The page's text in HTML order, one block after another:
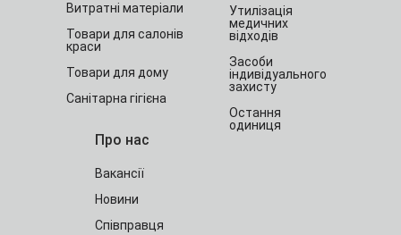
Витратні матеріали
Товари для салонів
краси
Товари для дому
Санітарна гігієна
Утилізація
медичних
відходів
Засоби
індивідуального
захисту
Остання
одиниця
Про нас
Вакансії
Новини
Співправця